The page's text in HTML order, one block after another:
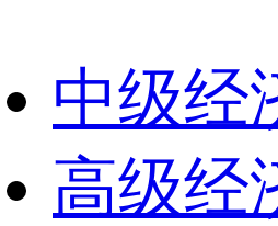
中级经
高级经